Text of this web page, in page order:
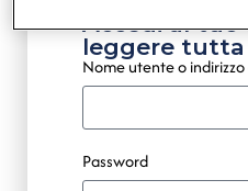
Accedi al
leggere tutta
Nome utente o
Password